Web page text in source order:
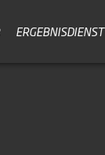
ERGEBNISDIENST